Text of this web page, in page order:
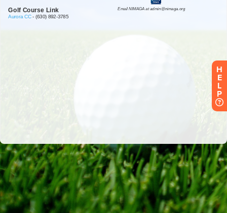
H
E
L
P